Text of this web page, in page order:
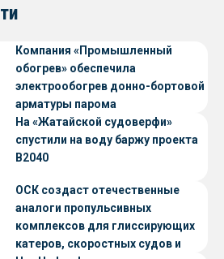
Компания «Промышленный
обогрев» обеспечила
электрообогрев донно-бортовой
арматуры парома
«Петропавловск» проекта CNF22
На «Жатайской судоверфи»
спустили на воду баржу проекта
В2040
ОСК создаст отечественные
аналоги пропульсивных
комплексов для глиссирующих
катеров, скоростных судов и